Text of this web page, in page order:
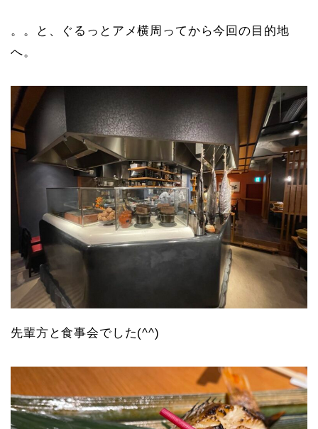
。。と、ぐるっとアメ横周ってから今回の目的地
へ。
先輩方と食事会でした(^^)